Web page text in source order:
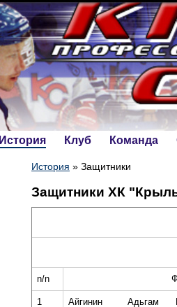
История Клуб Команда
История » Защитники
Защитники ХК
n/n
1 Айгинин Адьгам